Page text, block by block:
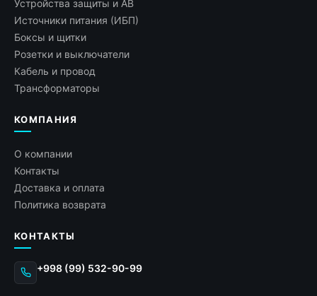
Устройства защиты и АВ
Источники питания (ИБП)
Боксы и щитки
Розетки и выключатели
Кабель и провод
Трансформаторы
КОМПАНИЯ
О компании
Контакты
Доставка и оплата
Политика возврата
КОНТАКТЫ
+998 (99) 532-90-99